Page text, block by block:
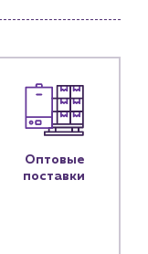
Оптовые
поставки